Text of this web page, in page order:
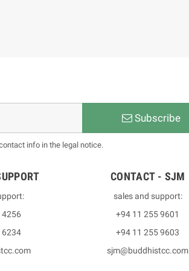
Subscribe
info in the legal notice.
4256
6234
CONTACT - SJM
sales and support:
+94 11 255 9601
+94 11 255 9603
sjm@buddhistcc.com